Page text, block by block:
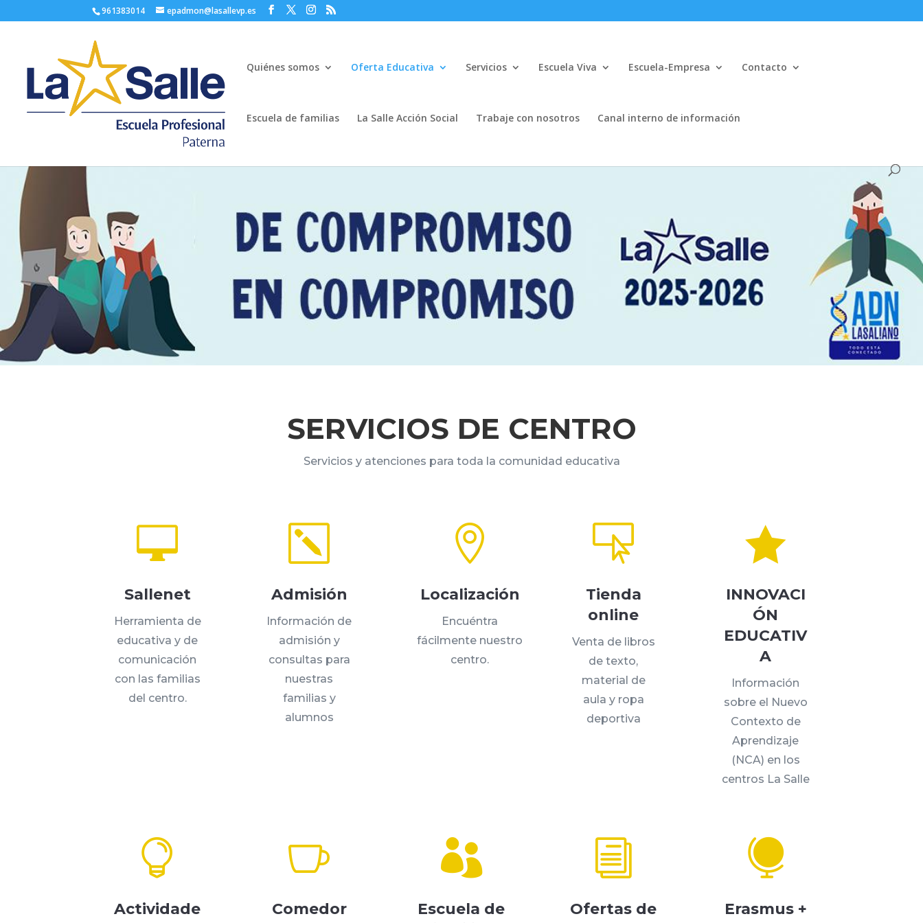
961383014 epadmon@lasallevp.es
Quiénes somos Oferta Educativa Servicios Escuela Viva Escuela-Empresa Contacto
Escuela de familias La Salle Acción Social Trabaje con nosotros Canal interno de información
SERVICIOS DE CENTRO
Servicios y atenciones para toda la comunidad educativa

Sallenet
Herramienta de
educativa y de
comunicación
con las familias
del centro.
k
Admisión
Información de
admisión y
consultas para
nuestras
familias y
alumnos

Localización
Encuéntra
fácilmente nuestro
centro.

Tienda
online
Venta de libros
de texto,
material de
aula y ropa
deportiva

INNOVACI
ÓN
EDUCATIV
A
Información
sobre el Nuevo
Contexto de
Aprendizaje
(NCA) en los
centros La Salle

Actividade

Comedor

Escuela de
i
Ofertas de

Erasmus +